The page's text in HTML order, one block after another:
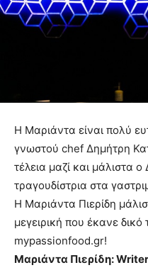
Η Μαριάντα είναι πολύ
γνωστού chef Δημήτρη
τέλεια μαζί και μάλιστα
τραγουδίστρια στα
Η Μαριάντα Πιερίδη
μεγειρική που έκανε δικό
mypassionfood.gr!
Μαριάντα Πιερίδη: